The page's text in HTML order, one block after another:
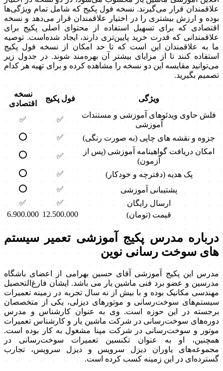
علاقمندان قرار می‌گیرند. نسخه فول پکیج که شامل تمام ویژگی‌ها
بوده و ارزش بیشتری را در اختیار علاقمندان قرار می‌دهد و نسخه
اقتصادی که برای تسهیل استفاده از محتوای اصلی پکیج برای
علاقمندانی که قدرت خرید پایین‌تری دارند، ایجاد شده‌است. توصیه
ما به علاقمندان این است که تا حد امکان از نسخه فول پکیج
استفاده کنند تا از مزایای بیشتر آن بهره‌مند شوند. در جدول زیر
می‌توانید مقایسه این دو نسخه را مشاهده کرده و برای تهیه هر کدام
تصمیم بگیرید.
ویژگی فول پکیج
نسخه
اقتصادی
فلش حاوی ویدئوهای آموزشی و مستندات
آموزشی
✅
✅
جزوه و نقشه های چاپی (به صورت رنگی) ✅
⭕
امکان دریافت گواهینامه آموزشی (پس از
آزمون)
✅
⭕
پک هدیه (دفترچه و خودکار) ✅
⭕
پشتیبانی آموزشی
✅
⭕
ارسال رایگان
✅
✅
قیمت (تومان)
12.500.000
6.900.000
درباره مدرس پکیج آموزشی تعمیر سیستم
های سوخت رسانی نوین
مدرس این پکیج آموزشی آقای حسین بهرامی از اعضای باشگاه
مدرسین و عضو برد فنی ماشین یار می باشد. ایشان فارغ‌التحصیل
مهندسی مکانیک بوده و با بیش از نه سال تجربه در زمینه تعمیرات
سیستم‌های سوخت‌رسانی و موتورهای دیزلی، یکی از متخصصان
برجسته در این حوزه است. وی به عنوان کارشناس و مدرس
دوره‌های سوخت‌رسانی در شرکت ماشین یار و کارشناس تعمیرات
موتور و سوخت‌رسانی در شرکت مپنا مشغول به کار بوده است.
همچنین، او به عنوان تکنسین تعمیرات سوخت‌رسانی در
مجموعه‌های یاوران دیزل سرویس و دیزل سرویس، تجارب
گسترده‌ای در این زمینه کسب کرده است.